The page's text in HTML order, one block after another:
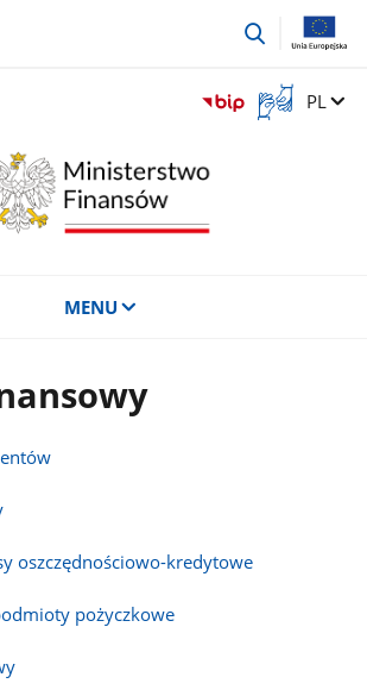
przejdź
Otwórz
okno
Zmień
PL
MENU
oszczędnościowo-kredytowe
pożyczkowe